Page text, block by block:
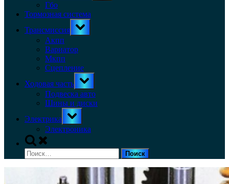
Гбо
Тормозная система
Трансмиссия
Toggle
sub-
Акпп
Вариатор
Мкпп
Сцепление
Ходовая часть
Toggle
sub-
menu
Подвеска авто
Шины и диски
Электрика
Toggle
sub-
menu
Электроника
Toggle
search
form
Найти: